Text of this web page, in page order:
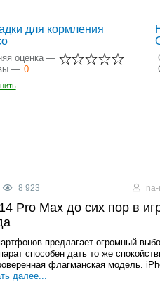
для кормления
оценка —
— 0
8 923
Pro Max до сих пор в
предлагает огромный
способен дать то же
флагманская модель.
далее...